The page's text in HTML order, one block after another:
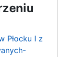
Płocku I z